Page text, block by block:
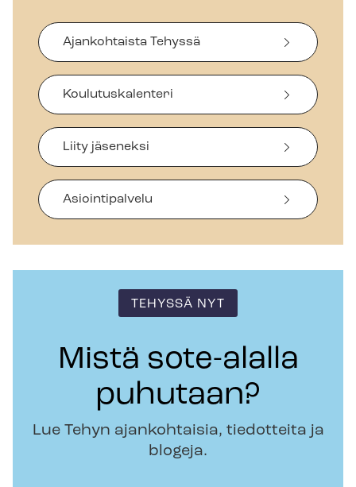
Ajankohtaista Tehyssä
Koulutuskalenteri
Liity jäseneksi
Asiointipalvelu
TEHYSSÄ NYT
Mistä sote-alalla
puhutaan?
Lue Tehyn ajankohtaisia, tiedotteita ja
blogeja.